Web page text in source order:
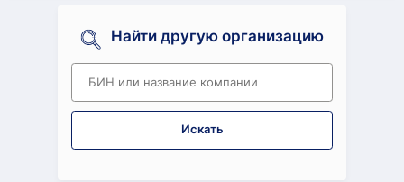
Найти другую организацию
Искать